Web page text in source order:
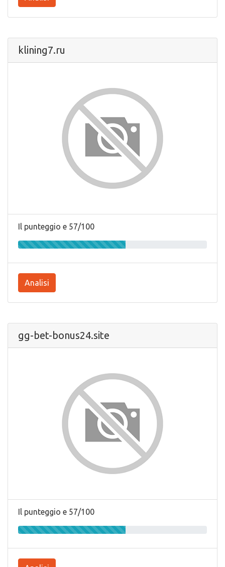
klining7.ru
Il punteggio e 57/100
Analisi
gg-bet-bonus24.site
Il punteggio e 57/100